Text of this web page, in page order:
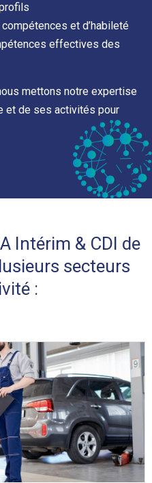
et d’habileté
effectives des
mettons notre expertise
et de ses activités pour
Intérim & CDI de
secteurs
: